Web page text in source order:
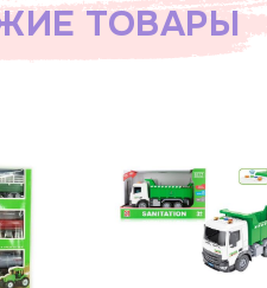
ТОВАРЫ